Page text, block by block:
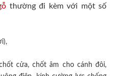
thường đi kèm với một số
cửa, chốt âm cho cánh đôi,